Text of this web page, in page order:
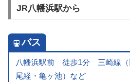
JR八幡浜駅から
バス
八幡浜駅前 徒歩1分 三崎線（
尾経・亀ヶ池）など